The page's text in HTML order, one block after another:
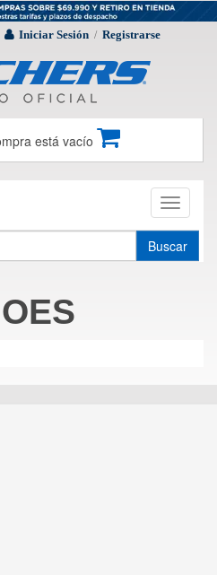
Iniciar Sesión / Registrarse
está vacío
Toggle
Buscar